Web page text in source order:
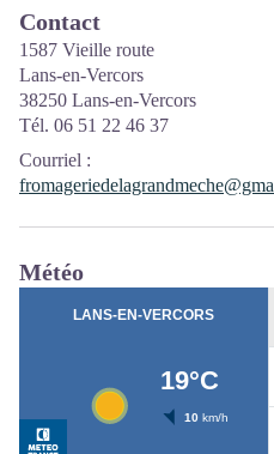
Contact
1587 Vieille route
Lans-en-Vercors
38250 Lans-en-Vercors
Tél. 06 51 22 46 37
Courriel :
Météo